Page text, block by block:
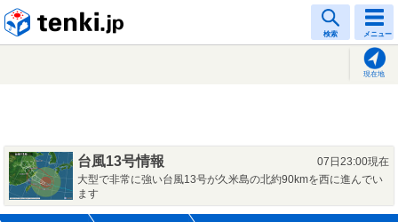
検索 メニュー
現在地
台風13号情報
07日23:00現在
大型で非常に強い台風13号が久米島の北約90kmを西に進んでい
ます